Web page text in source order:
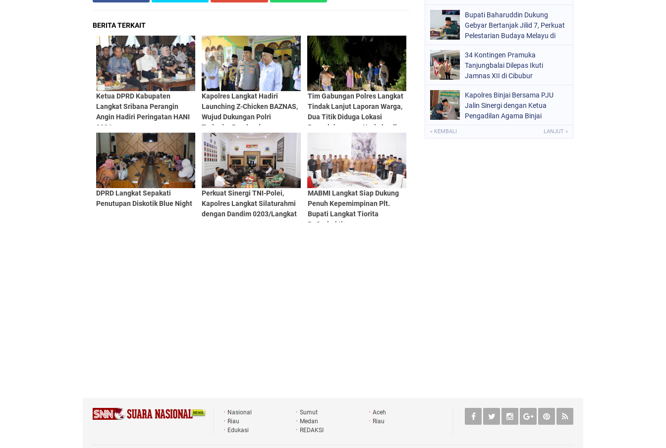
BERITA TERKAIT
Ketua DPRD Kabupaten
Langkat Sribana Perangin
Angin Hadiri Peringatan HANI
2026
Kapolres Langkat Hadiri
Launching Z-Chicken BAZNAS,
Wujud Dukungan Polri
TerhadapPemberdayaan
Ekonomi Masyarakat
Tim Gabungan Polres Langkat
Tindak Lanjut Laporan Warga,
Dua Titik Diduga Lokasi
Penyalahgunaan Narkoba di
Desa Bubun Dimusnahkan
DPRD Langkat Sepakati
Penutupan Diskotik Blue Night
Perkuat Sinergi TNI-Polei,
Kapolres Langkat Silaturahmi
dengan Dandim 0203/Langkat
MABMI Langkat Siap Dukung
Penuh Kepemimpinan Plt.
Bupati Langkat Tiorita
Br.Surbakti
Bupati Baharuddin Dukung
Gebyar Bertanjak Jilid 7, Perkuat
Pelestarian Budaya Melayu di
34 Kontingen Pramuka
Tanjungbalai Dilepas Ikuti
Jamnas XII di Cibubur
Kapolres Binjai Bersama PJU
Jalin Sinergi dengan Ketua
Pengadilan Agama Binjai
« KEMBALI LANJUT »
Nasional Sumut
Aceh
Riau
Medan
Riau
Edukasi
REDAKSI